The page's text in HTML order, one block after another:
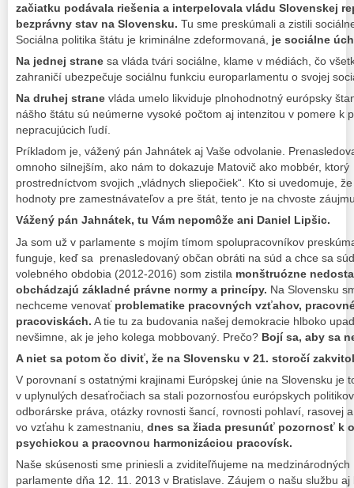
začiatku podávala riešenia a interpelovala vládu Slovenskej
bezprávny stav na Slovensku. Tu sme preskúmali a zistili
Sociálna politika štátu je kriminálne zdeformovaná, je sociálne
Na jednej strane sa vláda tvári sociálne, klame v médiách, čo
zahraničí ubezpečuje sociálnu funkciu europarlamentu o svojej
Na druhej strane vláda umelo likviduje plnohodnotný európsky
nášho štátu sú neúmerne vysoké počtom aj intenzitou v pomere k
nepracujúcich ľudí.
Príkladom je, vážený pán Jahnátek aj Vaše odvolanie.
omnoho silnejším, ako nám to dokazuje Matovič ako mobbér,
prostredníctvom svojich „vládnych sliepočiek“. Kto si uvedomuje,
hodnoty pre zamestnávateľov a pre štát, tento je na chvoste
Vážený pán Jahnátek, tu Vám nepomôže ani Daniel Lipšic.
Ja som už v parlamente s mojím tímom spolupracovníkov
funguje, keď sa prenasledovaný občan obráti na súd a chce sa
volebného obdobia (2012-2016) som zistila monštruózne
obchádzajú základné právne normy a princípy. Na Slovensku
nechceme venovať problematike pracovných vzťahov,
pracoviskách. A tie tu za budovania našej demokracie hlboko
nevšimne, ak je jeho kolega mobbovaný. Prečo? Bojí sa, aby sa
A niet sa potom čo diviť, že na Slovensku v 21. storočí
V porovnaní s ostatnými krajinami Európskej únie na Slovensku je
v uplynulých desaťročiach sa stali pozornosťou európskych
odborárske práva, otázky rovnosti šancí, rovnosti pohlaví, rasovej
vo vzťahu k zamestnaniu, dnes sa žiada presunúť pozornosť k
psychickou a pracovnou harmonizáciou pracovísk.
Naše skúsenosti sme priniesli a zviditeľňujeme na
parlamente dňa 12. 11. 2013 v Bratislave. Záujem o našu službu